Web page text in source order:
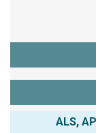
ALS,